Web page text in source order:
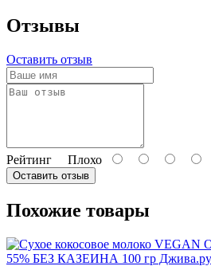
Отзывы
Оставить отзыв
Рейтинг Плохо
Оставить отзыв
Похожие товары